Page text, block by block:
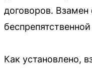
договоров. Взамен
Как установлено,